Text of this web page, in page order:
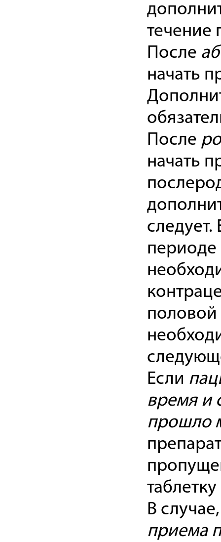
течение
После
начать
После
начать
периоде
половой
Если
время и
прошло
В
приема